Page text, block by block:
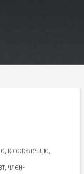
к сожалению,
член-